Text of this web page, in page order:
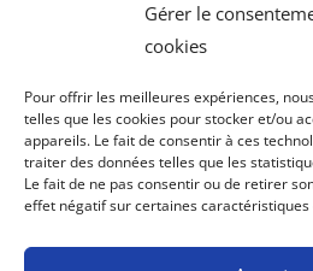
Gérer le
cookies
Pour offrir les meilleures expériences,
telles que les cookies pour stocker et/ou
appareils. Le fait de consentir à ces
traiter des données telles que les
Le fait de ne pas consentir ou de retirer
effet négatif sur certaines caractéristiques
Saint-Julien-
fait partie de la
Communauté
Mentions légales–Politique